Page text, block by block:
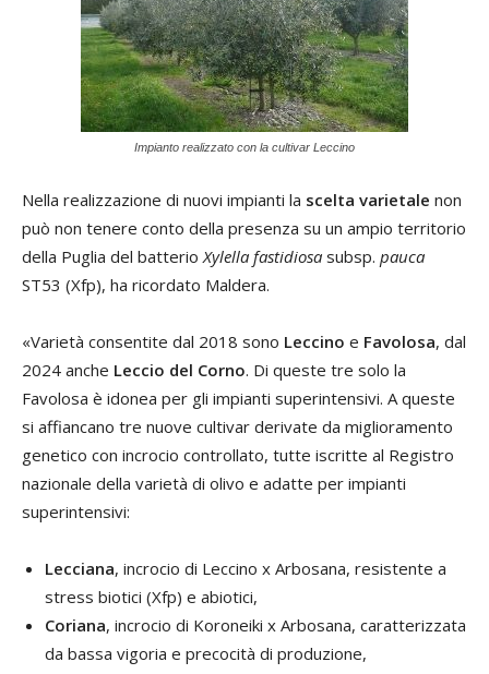
Impianto realizzato con la cultivar Leccino
Nella realizzazione di nuovi impianti la scelta varietale non
può non tenere conto della presenza su un ampio territorio
della Puglia del batterio Xylella fastidiosa subsp. pauca
ST53 (Xfp), ha ricordato Maldera.
«Varietà consentite dal 2018 sono Leccino e Favolosa, dal
2024 anche Leccio del Corno. Di queste tre solo la
Favolosa è idonea per gli impianti superintensivi. A queste
si affiancano tre nuove cultivar derivate da miglioramento
genetico con incrocio controllato, tutte iscritte al Registro
nazionale della varietà di olivo e adatte per impianti
superintensivi:
Lecciana, incrocio di Leccino x Arbosana, resistente a
stress biotici (Xfp) e abiotici,
Coriana, incrocio di Koroneiki x Arbosana, caratterizzata
da bassa vigoria e precocità di produzione,